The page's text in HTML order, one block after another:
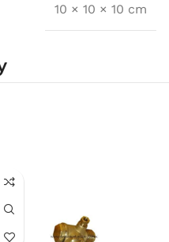
10 × 10 × 10 cm
w sklepie
80,00 zł brutto.
czasowo